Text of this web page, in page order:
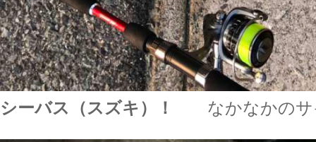
シーバス（スズキ）！ なかなかのサ